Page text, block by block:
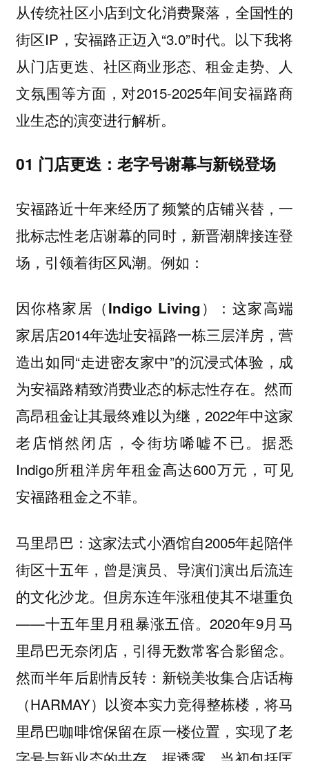
从传统社区小店到文化消费聚落，全国性的
街区IP，安福路正迈入“3.0”时代。以下我将
从门店更迭、社区商业形态、租金走势、人
文氛围等方面，对2015-2025年间安福路商
业生态的演变进行解析。
01 门店更迭：老字号谢幕与新锐登场
安福路近十年来经历了频繁的店铺兴替，一
批标志性老店谢幕的同时，新晋潮牌接连登
场，引领着街区风潮。 例如：
因你格家居（Indigo Living）
：这家高端
家居店2014年选址安福路一栋三层洋房，营
造出如同“走进密友家中”的沉浸式体验，成
为安福路精致消费业态的标志性存在。然而
高昂租金让其最终难以为继，2022年中这家
老店悄然闭店，令街坊唏嘘不已。据悉
Indigo所租洋房年租金高达600万元，可见
安福路租金之不菲。
马里昂巴 ：这家法式小酒馆自2005年起陪伴
街区十五年，曾是演员、导演们演出后流连
的文化沙龙。但房东连年涨租使其不堪重负
——十五年里月租暴涨五倍。2020年9月马
里昂巴无奈闭店，引得无数常客合影留念。
然而半年后剧情反转：新锐美妆集合店话梅
（HARMAY）以资本实力竞得整栋楼，将马
里昂巴咖啡馆保留在原一楼位置，实现了老